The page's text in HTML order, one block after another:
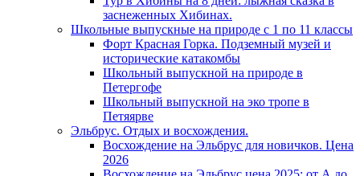
заснеженных Хибинах.
Школьные выпускные на природе с 1 по 11 классы
Форт Красная Горка. Подземный музей и
исторические катакомбы
Школьный выпускной на природе в
Петергофе
Школьный выпускной на эко тропе в
Петяярве
Эльбрус. Отдых и восхождения.
Восхождение на Эльбрус для новичков. Цена
2026